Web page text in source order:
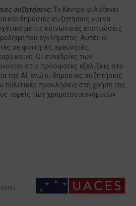
συζητήσεις: Το Κέντρο φιλοξενεί
και δημόσιες συζητήσεις για να
με τις κοινωνικές επιπτώσεις
του εγκλήματος. Αυτές οι
σε φοιτητές, ερευνητές,
κοινό. Οι συνεδρίες των
στις πρόσφατες εξελίξεις στο
της AI, ενώ οι δημόσιες συζητήσεις
πολιτικές προκλήσεις στη χρήση της
τομείς των χρηματοοικονομικών